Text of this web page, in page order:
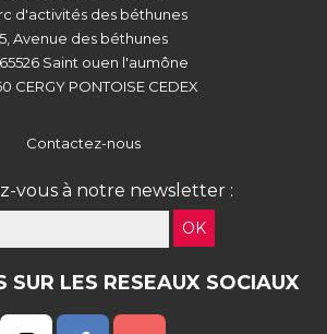
d'activités des béthunes
5, Avenue des béthunes
Saint ouen l'aumône
CERGY PONTOISE CEDEX
Contactez-nous
vous à notre newsletter :
OK
SUR LES RESEAUX SOCIAUX